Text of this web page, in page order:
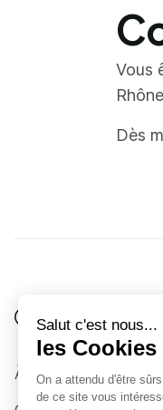
Vous
Dès
Côté Formations
À propos